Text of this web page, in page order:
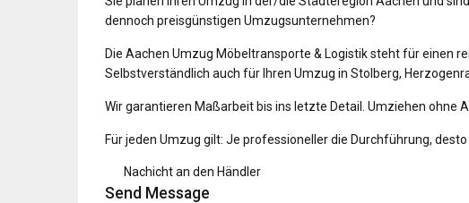
dennoch preisgünstigen Umzugsunternehmen?
Die Aachen Umzug Möbeltransporte & Logistik steht für einen
Selbstverständlich auch für Ihren Umzug in Stolberg,
Wir garantieren Maßarbeit bis ins letzte Detail. Umziehen ohne
Für jeden Umzug gilt: Je professioneller die Durchführung,
Nachicht an den Händler
Send Message